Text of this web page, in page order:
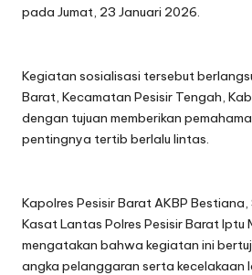
pada Jumat, 23 Januari 2026.
Kegiatan sosialisasi tersebut
Barat, Kecamatan Pesisir Tengah,
dengan tujuan memberikan
pentingnya tertib berlalu lintas.
Kapolres Pesisir Barat AKBP Bestiana,
Kasat Lantas Polres Pesisir Barat Iptu
mengatakan bahwa kegiatan ini
angka pelanggaran serta kecelakaan